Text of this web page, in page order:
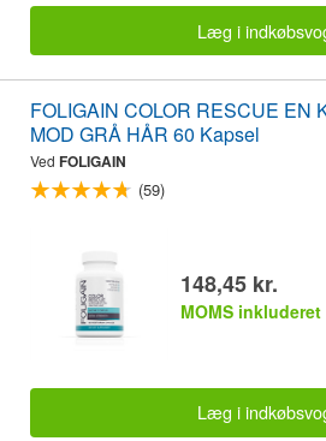
Læg i
FOLIGAIN COLOR RESCUE EN
MOD GRÅ HÅR 60 Kapsel
Ved FOLIGAIN
(59)
148,45 kr.
MOMS inkluderet
Læg i